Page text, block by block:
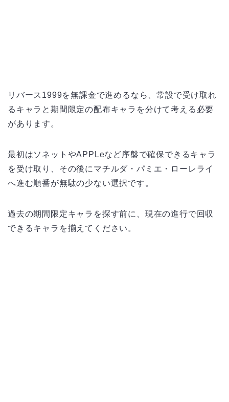
リバース1999を無課金で進めるなら、常設で受け取れ
るキャラと期間限定の配布キャラを分けて考える必要
があります。
最初はソネットやAPPLeなど序盤で確保できるキャラ
を受け取り、その後にマチルダ・パミエ・ローレライ
へ進む順番が無駄の少ない選択です。
過去の期間限定キャラを探す前に、現在の進行で回収
できるキャラを揃えてください。